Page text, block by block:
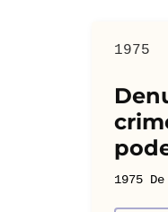
1975
1975 De